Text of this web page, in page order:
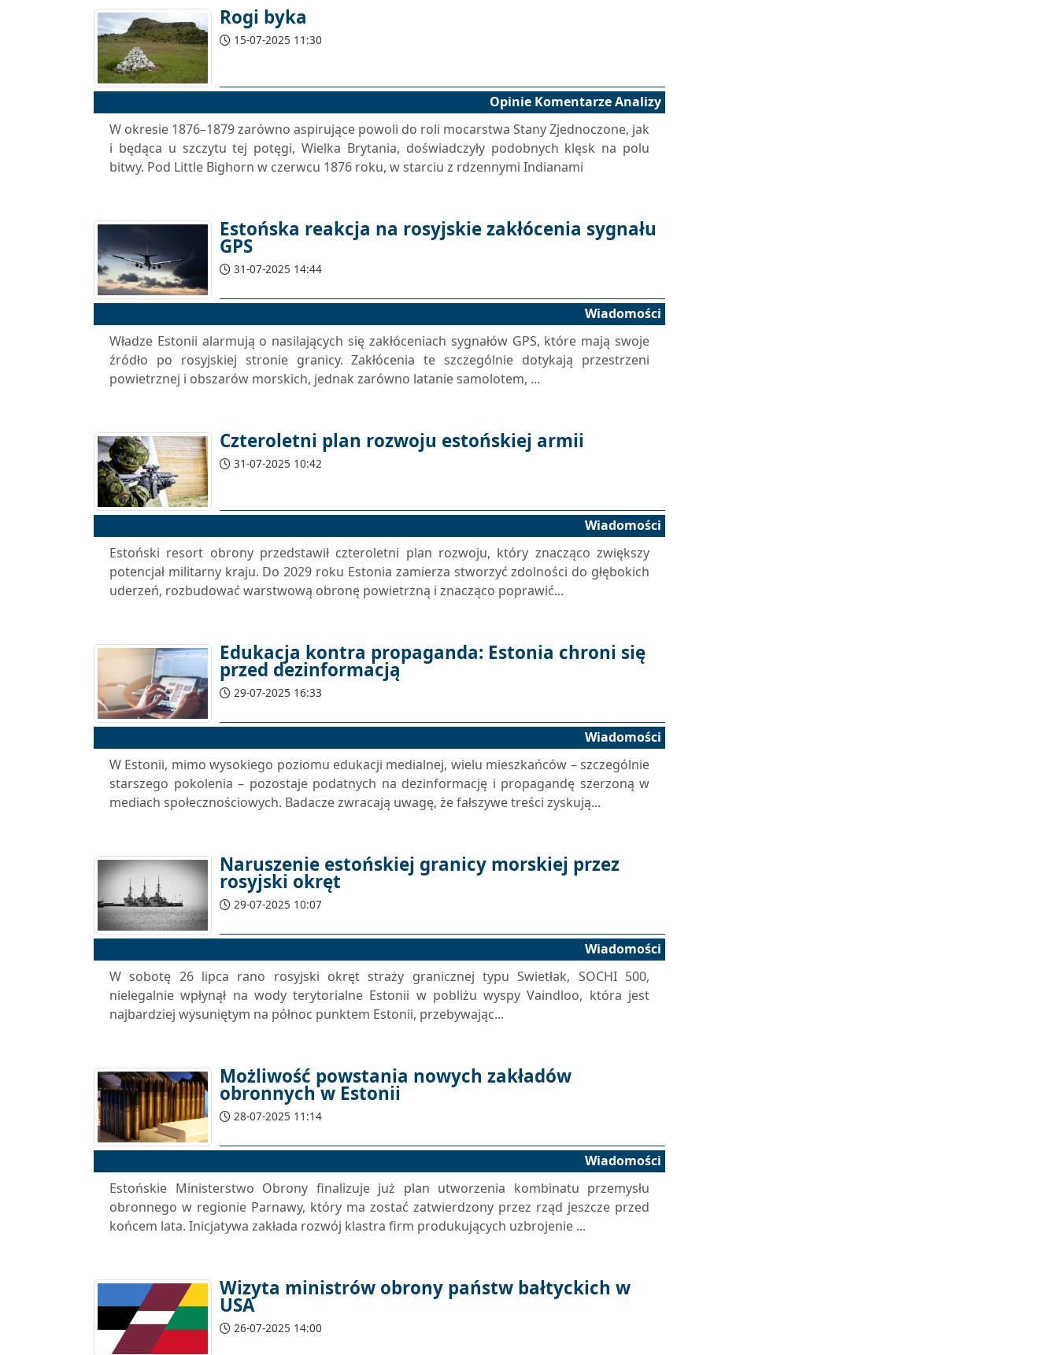
Rogi byka
15-07-2025 11:30
Opinie Komentarze Analizy
W okresie 1876–1879 zarówno aspirujące powoli do roli mocarstwa Stany Zjednoczone, jak
i będąca u szczytu tej potęgi, Wielka Brytania, doświadczyły podobnych klęsk na polu
bitwy. Pod Little Bighorn w czerwcu 1876 roku, w starciu z rdzennymi Indianami
Estońska reakcja na rosyjskie zakłócenia sygnału
GPS
31-07-2025 14:44
Wiadomości
Władze Estonii alarmują o nasilających się zakłóceniach sygnałów GPS, które mają swoje
źródło po rosyjskiej stronie granicy. Zakłócenia te szczególnie dotykają przestrzeni
powietrznej i obszarów morskich, jednak zarówno latanie samolotem, ...
Czteroletni plan rozwoju estońskiej armii
31-07-2025 10:42
Wiadomości
Estoński resort obrony przedstawił czteroletni plan rozwoju, który znacząco zwiększy
potencjał militarny kraju. Do 2029 roku Estonia zamierza stworzyć zdolności do głębokich
uderzeń, rozbudować warstwową obronę powietrzną i znacząco poprawić...
Edukacja kontra propaganda: Estonia chroni się
przed dezinformacją
29-07-2025 16:33
Wiadomości
W Estonii, mimo wysokiego poziomu edukacji medialnej, wielu mieszkańców – szczególnie
starszego pokolenia – pozostaje podatnych na dezinformację i propagandę szerzoną w
mediach społecznościowych. Badacze zwracają uwagę, że fałszywe treści zyskują...
Naruszenie estońskiej granicy morskiej przez
rosyjski okręt
29-07-2025 10:07
Wiadomości
W sobotę 26 lipca rano rosyjski okręt straży granicznej typu Swietłak, SOCHI 500,
nielegalnie wpłynął na wody terytorialne Estonii w pobliżu wyspy Vaindloo, która jest
najbardziej wysuniętym na północ punktem Estonii, przebywając...
Możliwość powstania nowych zakładów
obronnych w Estonii
28-07-2025 11:14
Wiadomości
Estońskie Ministerstwo Obrony finalizuje już plan utworzenia kombinatu przemysłu
obronnego w regionie Parnawy, który ma zostać zatwierdzony przez rząd jeszcze przed
końcem lata. Inicjatywa zakłada rozwój klastra firm produkujących uzbrojenie ...
Wizyta ministrów obrony państw bałtyckich w
USA
26-07-2025 14:00